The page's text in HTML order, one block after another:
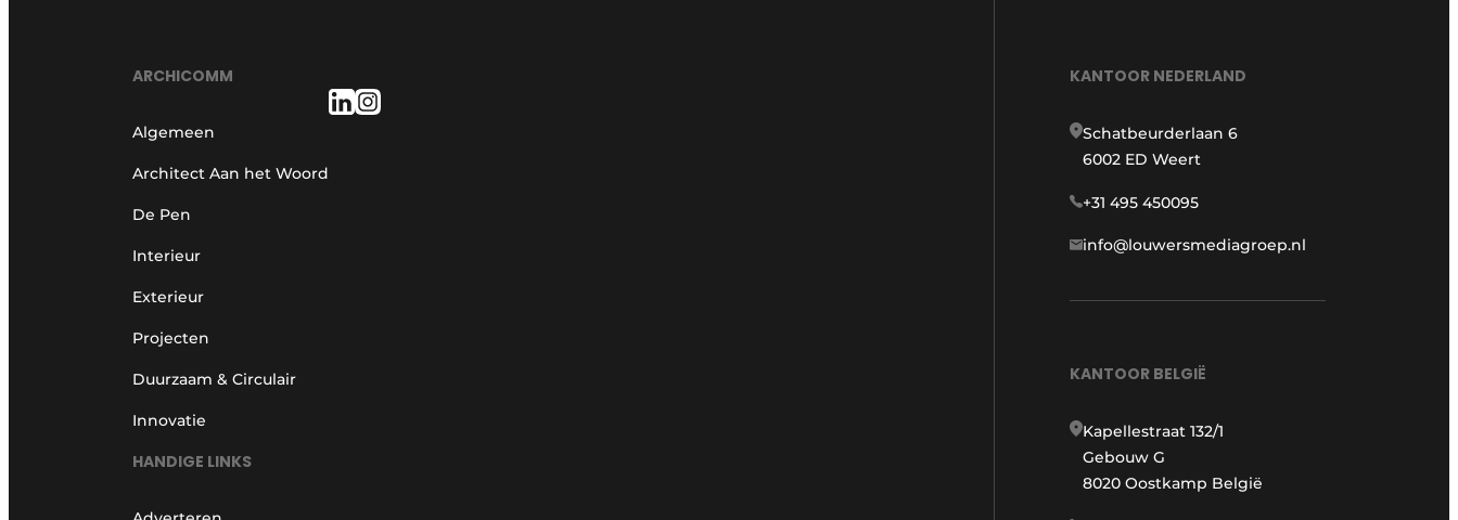
ARCHICOMM
Algemeen
Architect Aan het Woord
De Pen
Interieur
Exterieur
Projecten
Duurzaam & Circulair
Innovatie
HANDIGE LINKS
KANTOOR NEDERLAND
Schatbeurderlaan 6
6002 ED Weert
+31 495 450095
info@louwersmediagroep.nl
KANTOOR BELGIË
Kapellestraat 132/1
Gebouw G
8020 Oostkamp België